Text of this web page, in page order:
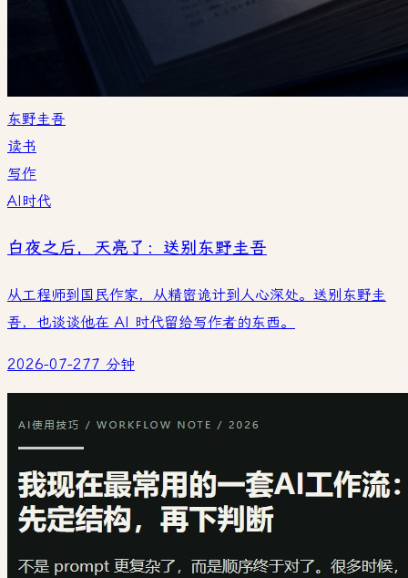
东野圭吾
读书
写作
AI时代
白夜之后，天亮了：送别东野圭吾
从工程师到国民作家，从精密诡计到人心深处。送别东野圭
吾，也谈谈他在 AI 时代留给写作者的东西。
2026-07-277 分钟